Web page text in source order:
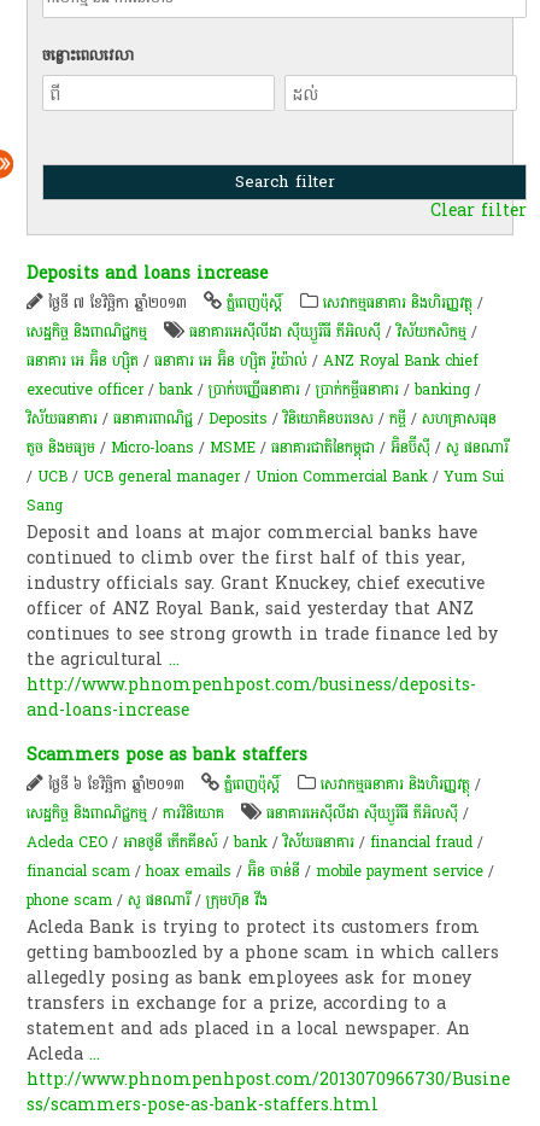
ចន្លោះពេលវេលា
Clear filter
Deposits and loans increase
ថ្ងៃទី ៧ ខែវិច្ឆិកា ឆ្នាំ២០១៣ ភ្នំពេញប៉ុស្តិ៍ សេវាកម្មធនាគារ និងហិរញ្ញវត្ថុ /
សេដ្ឋកិច្ច និងពាណិជ្ជកម្ម
ធនាគារអេស៊ីលីដា ស៊ីឃ្យួរឹធី ភីអិលស៊ី/វិស័យកសិកម្ម /
ធនាគារ អេ អ៊ិន ហ្ស៊ិត/ធនាគារ អេ អ៊ិន ហ្ស៊ិត រ៉ូយ៉ាល់ /ANZ Royal Bank chief
executive officer/bank /ប្រាក់បញ្ញើធនាគារ /ប្រាក់កម្ចីធនាគារ /banking /
វិស័យ​ធនាគារ​ /ធនាគារ​ពាណិជ្ជ /Deposits /វិនិយោគិនបរទេស /កម្ចី​ /សហគ្រាសធុន
តូច និងមធ្យម /Micro-loans /MSME /ធនាគារជាតិនៃកម្ពុជា /អ៊ិនប៊ីស៊ី /សូ ផនណារី
/UCB /UCB general manager/Union Commercial Bank /Yum Sui
Sang
Deposit and loans at major commercial banks have
continued to climb over the first half of this year,
industry officials say. Grant Knuckey, chief executive
officer of ANZ Royal Bank, said yesterday that ANZ
continues to see strong growth in trade finance led by
the agricultural...
http://www.phnompenhpost.com/business/deposits-
and-loans-increase
Scammers pose as bank staffers
ថ្ងៃទី ៦ ខែវិច្ឆិកា ឆ្នាំ២០១៣ ភ្នំពេញប៉ុស្តិ៍ សេវាកម្មធនាគារ និងហិរញ្ញវត្ថុ /
សេដ្ឋកិច្ច និងពាណិជ្ជកម្ម /ការវិនិយោគ ធនាគារអេស៊ីលីដា ស៊ីឃ្យួរឹធី ភីអិលស៊ី/
Acleda CEO /អានថូនី ភើកគីនស៍ /bank /វិស័យ​ធនាគារ​ /financial fraud /
financial scam /hoax emails /អ៊ិន ចាន់នី /mobile payment service /
phone scam /សូ ផនណារី/ក្រុមហ៊ុន វីង
Acleda Bank is trying to protect its customers from
getting bamboozled by a phone scam in which callers
allegedly posing as bank employees ask for money
transfers in exchange for a prize, according to a
statement and ads placed in a local newspaper. An
Acleda...
http://www.phnompenhpost.com/2013070966730/Busine
ss/scammers-pose-as-bank-staffers.html